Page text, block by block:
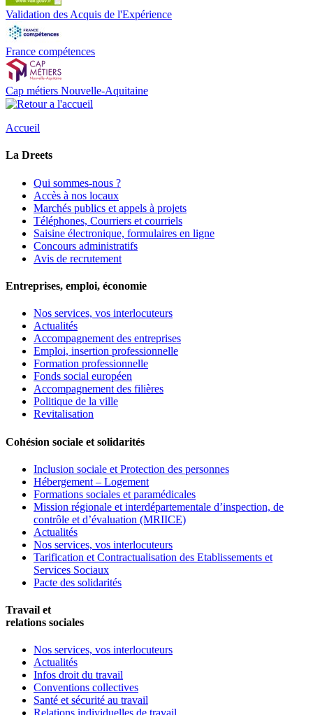
Validation des Acquis de l'Expérience
France compétences
Cap métiers Nouvelle-Aquitaine
Accueil
La Dreets
Qui sommes-nous ?
Accès à nos locaux
Marchés publics et appels à projets
Téléphones, Courriers et courriels
Saisine électronique, formulaires en ligne
Concours administratifs
Avis de recrutement
Entreprises, emploi, économie
Nos services, vos interlocuteurs
Actualités
Accompagnement des entreprises
Emploi, insertion professionnelle
Formation professionnelle
Fonds social européen
Accompagnement des filières
Politique de la ville
Revitalisation
Cohésion sociale et solidarités
Inclusion sociale et Protection des personnes
Hébergement – Logement
Formations sociales et paramédicales
Mission régionale et interdépartementale d’inspection, de
contrôle et d’évaluation (MRIICE)
Actualités
Nos services, vos interlocuteurs
Tarification et Contractualisation des Etablissements et
Services Sociaux
Pacte des solidarités
Travail et
relations sociales
Nos services, vos interlocuteurs
Actualités
Infos droit du travail
Conventions collectives
Santé et sécurité au travail